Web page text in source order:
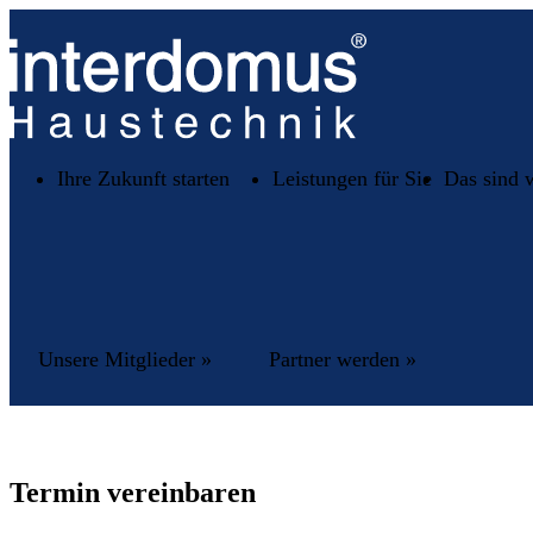
Ihre Zukunft starten Leistungen für Sie Das sind
Unsere Mitglieder » Partner werden »
Termin vereinbaren